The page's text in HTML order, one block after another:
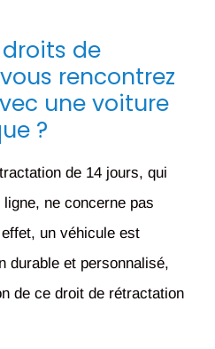
de
rencontrez
une voiture
?
de 14 jours, qui
ne concerne pas
effet, un véhicule est
durable et personnalisé,
de ce droit de rétractation